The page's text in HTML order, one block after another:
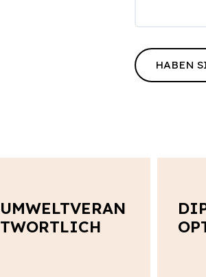
HABEN
UMWELTVERAN
TWORTLICH